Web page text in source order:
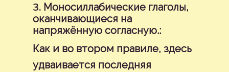
3. Моносиллабические глаголы,
оканчивающиеся на
напряжённую согласную.:
Как и во втором правиле, здесь
удваивается последняя